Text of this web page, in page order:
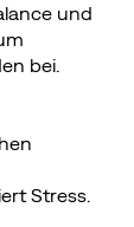
und
bei.
Stress.